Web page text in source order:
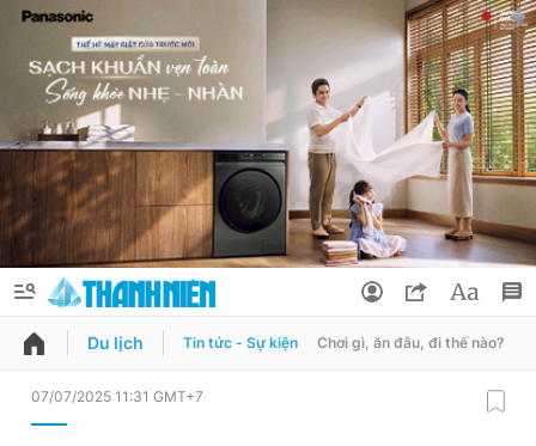
QUẢNG CÁO
Du lịch Tin tức - Sự kiện Chơi gì, ăn đâu, đi thế nào?
07/07/2025 11:31 GMT+7